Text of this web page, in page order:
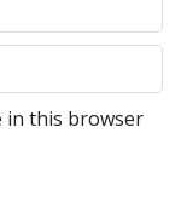
in this browser